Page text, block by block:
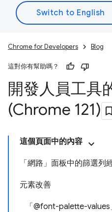
Chrome for Developers Blog
這對你有幫助嗎？
開發人員工具
(Chrome 121)
這個頁面中的內容
「網路」面板中的篩選列
元素改善
「@font-palette-